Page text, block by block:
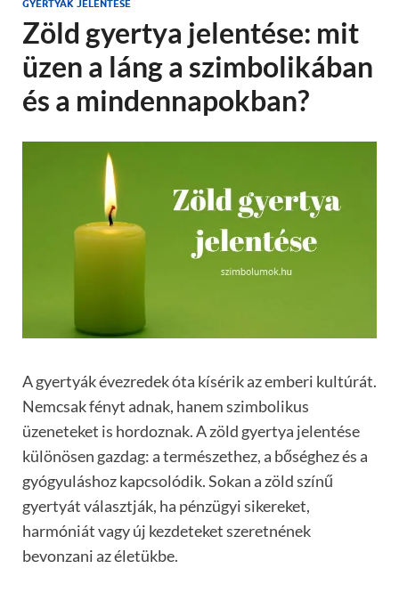
GYERTYÁK JELENTÉSE
Zöld gyertya jelentése: mit
üzen a láng a szimbolikában
és a mindennapokban?
A gyertyák évezredek óta kísérik az emberi kultúrát.
Nemcsak fényt adnak, hanem szimbolikus
üzeneteket is hordoznak. A zöld gyertya jelentése
különösen gazdag: a természethez, a bőséghez és a
gyógyuláshoz kapcsolódik. Sokan a zöld színű
gyertyát választják, ha pénzügyi sikereket,
harmóniát vagy új kezdeteket szeretnének
bevonzani az életükbe.